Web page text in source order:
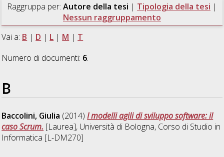
Raggruppa per: Autore della tesi | Tipologia della tesi |
Nessun raggruppamento
Vai a: B | D | L | M | T
Numero di documenti: 6.
B
Baccolini, Giulia (2014)I modelli agili di sviluppo software: il
caso Scrum. [Laurea], Università di Bologna, Corso di Studio in
Informatica [L-DM270]